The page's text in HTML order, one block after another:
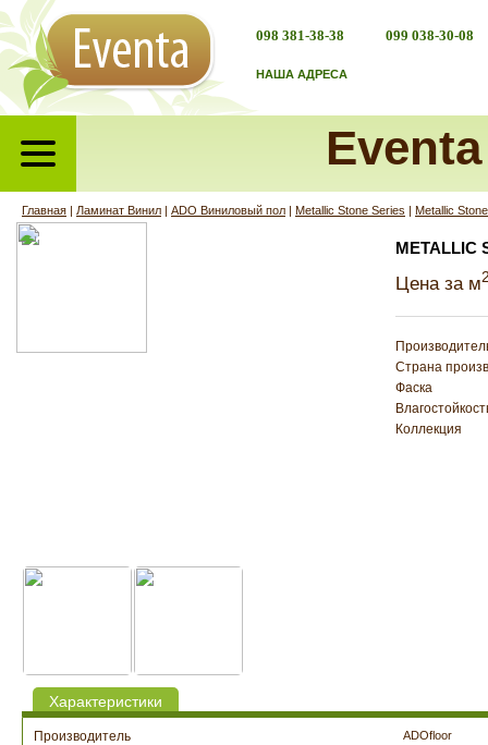
098 381-38-38 099 038-30-08
НАША АДРЕСА
Eventa
Главная | Ламинат Винил | ADO Виниловый пол | Metallic Stone Series | Metallic
METALLIC
Цена за м
Страна
Фаска
Коллекция
Характеристики
Производитель ADOfloor